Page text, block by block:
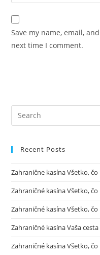
Save my name, email,
next time I comment.
Recent Posts
Zahranične kasína Všetko,
Zahraničné kasína Všetko,
Zahraničné kasína Všetko,
Zahraničné kasína Vaša
Zahraničné kasína Všetko,